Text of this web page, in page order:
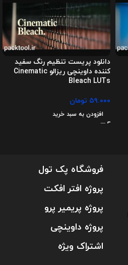
دانلود پریست تنظیم رنگ سفید
کننده داوینچی ریزالو Cinematic
Bleach LUTs
۵۹.۰۰۰ تومان
افزودن به سبد خرید
فروشگاه پک تول
پروژه افتر افکت
پروژه پریمیر پرو
پروژه داوینچی
اشتراک ویژه